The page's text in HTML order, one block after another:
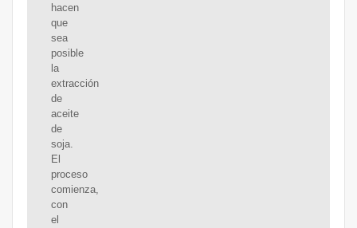
hacen
que
sea
posible
la
extracción
de
aceite
de
soja.
El
proceso
comienza,
con
el